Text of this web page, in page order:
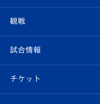
クラブ
試合情報
クラブ概要
エンブレム紹介
観戦
観戦ルール
はじめての観戦ガイド
試合情報
試合日程/結果
チケット